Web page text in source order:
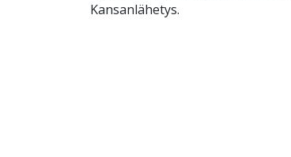
Kansanlähetys.